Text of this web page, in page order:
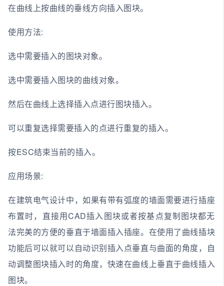
在曲线上按曲线的垂线方向插入图块。
使用方法:
选中需要插入的图块对象。
选中需要插入图块的曲线对象。
然后在曲线上选择插入点进行图块插入。
可以重复选择需要插入的点进行重复的插入。
按ESC结束当前的插入。
应用场景:
在建筑电气设计中，如果有带有弧度的墙面需要进行插座
布置时，直接用CAD插入图块或者按基点复制图块都无
法完美的方便的垂直于墙面插入插座。在使用了曲线插块
功能后可以就可以自动识别插入点垂直与曲面的角度，自
动调整图块插入时的角度，快速在曲线上垂直于曲线插入
图块。